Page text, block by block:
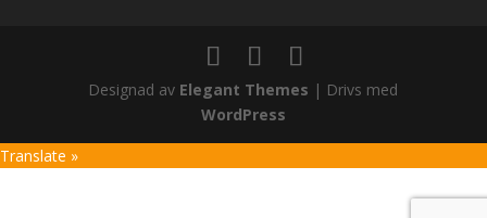
Designad av Elegant Themes | Drivs med
WordPress
Translate »